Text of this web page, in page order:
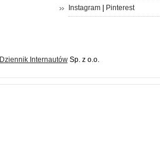
Instagram| Pinterest
Dziennik InternautówSp. z o.o.